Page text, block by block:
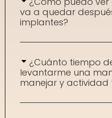
va a quedar
implantes?
¿Cuánto tiempo
levantarme una
manejar y actividad